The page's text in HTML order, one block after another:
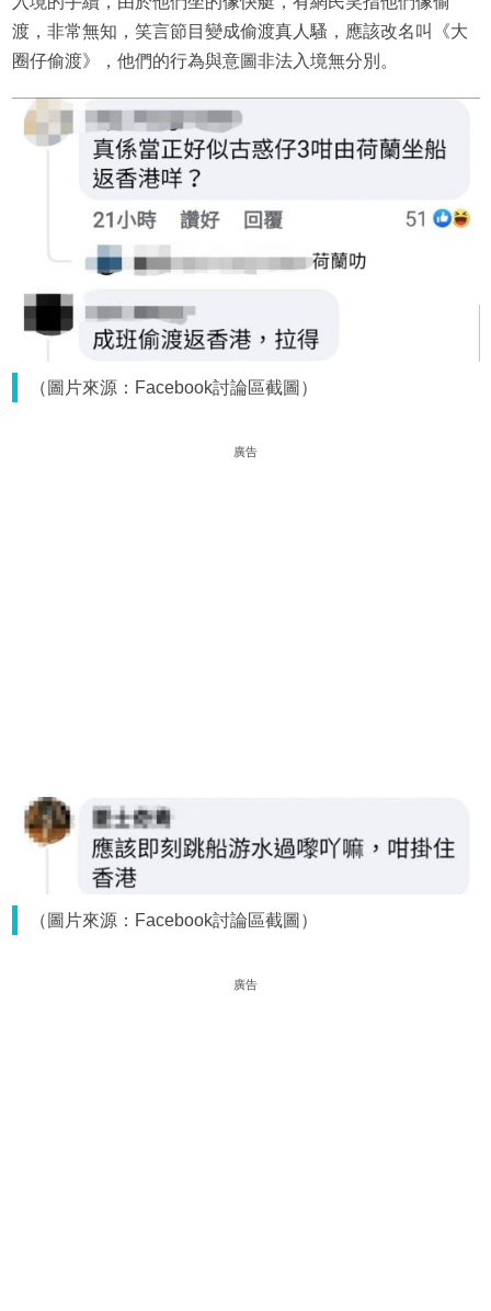
渡，非常無知，笑言節目變成偷渡真人騷，應該改名叫《大
圈仔偷渡》，他們的行為與意圖非法入境無分別。
（圖片來源：Facebook討論區截圖）
廣告
（圖片來源：Facebook討論區截圖）
廣告